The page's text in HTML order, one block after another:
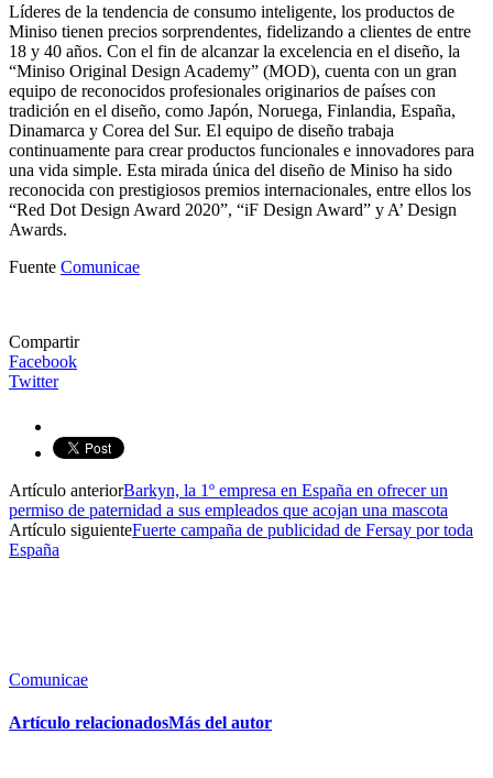
Líderes de la tendencia de consumo inteligente, los productos de
Miniso tienen precios sorprendentes, fidelizando a clientes de entre
18 y 40 años. Con el fin de alcanzar la excelencia en el diseño, la
“Miniso Original Design Academy” (MOD), cuenta con un gran
equipo de reconocidos profesionales originarios de países con
tradición en el diseño, como Japón, Noruega, Finlandia, España,
Dinamarca y Corea del Sur. El equipo de diseño trabaja
continuamente para crear productos funcionales e innovadores para
una vida simple. Esta mirada única del diseño de Miniso ha sido
reconocida con prestigiosos premios internacionales, entre ellos los
“Red Dot Design Award 2020”, “iF Design Award” y A’ Design
Awards.
Fuente Comunicae
Compartir
Facebook
Twitter
Artículo anteriorBarkyn, la 1º empresa en España en ofrecer un
permiso de paternidad a sus empleados que acojan una mascota
Artículo siguienteFuerte campaña de publicidad de Fersay por toda
España
Comunicae
Artículo relacionadosMás del autor